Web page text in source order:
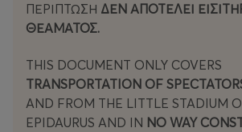
ΠΕΡΊΠΤΩΣΗ ΔΕΝ ΑΠΟΤΕΛΕΙ
ΘΕΑΜΑΤΟΣ.
THIS DOCUMENT ONLY COVERS
TRANSPORTATION OF
AND FROM THE LITTLE STADIUM
EPIDAURUS AND IN NO WAY